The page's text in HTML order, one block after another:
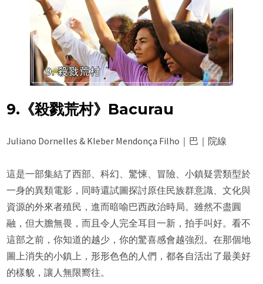
9.《殺戮荒村》Bacurau
Juliano Dornelles & Kleber Mendonça Filho｜巴｜院線
這是一部集結了西部、科幻、驚悚、冒險、小鎮疑雲類型於
一身的異類電影，同時還試圖探討原住民族群意識、文化與
資源的外來者殖民，進而暗喻巴西政治時局。雖然不盡圓
融，但大膽無畏，而且令人完全耳目一新，拍手叫好。看不
這部之前，你知道的越少，你的驚喜感會越強烈。在那個地
圖上消失的小鎮上，形形色色的人們，都各自活出了最美好
的樣貌，讓人無限嚮往。